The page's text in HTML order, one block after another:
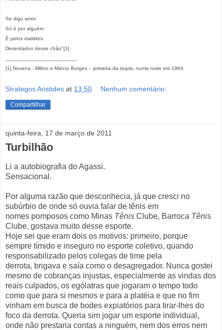
Se digo amor
Só é por alguém
É pelos malditos
Deserdados desse chão"[1]
[1] Novena - Milton e Márcio Borges - primeira da dupla, numa noite em 1964
Strategos Aristides at 13:50 Nenhum comentário:
Compartilhar
quinta-feira, 17 de março de 2011
Turbilhão
Li a autobiografia do Agassi.
Sensacional.
Por alguma razão que desconhecia, já que cresci no
subúrbio de onde só ouvia falar de tênis em
nomes pomposos como Minas Tênis Clube, Barroca Tênis
Clube, gostava muito desse esporte.
Hoje sei que eram dois os motivos: primeiro, porque
sempre tímido e inseguro no esporte coletivo, quando
responsabilizado pelos colegas de time pela
derrota, brigava e saía como o desagregador. Nunca gostei
mesmo de cobranças injustas, especialmente as vindas dos
reais culpados, os ególatras que jogaram o tempo todo
como que para si mesmos e para a platéia e que no fim
vinham em busca de bodes expiatórios para tirar-lhes do
foco da derrota. Queria sim jogar um esporte individual,
onde não prestaria contas a ninguém, nem dos erros nem